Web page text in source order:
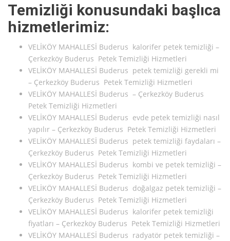
Temizliği konusundaki başlıca
hizmetlerimiz:
VELİKÖY MAHALLESİ Buderus kalorifer petek temizliği –
Çerkezköy Buderus Petek Temizliği Hizmetleri
VELİKÖY MAHALLESİ Buderus petek temizliği gerekli mi
– Çerkezköy Buderus Petek Temizliği Hizmetleri
VELİKÖY MAHALLESİ Buderus – Çerkezköy Buderus
Petek Temizliği Hizmetleri
VELİKÖY MAHALLESİ Buderus evde petek temizliği nasıl
yapılır – Çerkezköy Buderus Petek Temizliği Hizmetleri
VELİKÖY MAHALLESİ Buderus petek temizliği faydaları –
Çerkezköy Buderus Petek Temizliği Hizmetleri
VELİKÖY MAHALLESİ Buderus kombi ve petek temizliği –
Çerkezköy Buderus Petek Temizliği Hizmetleri
VELİKÖY MAHALLESİ Buderus doğalgaz petek temizliği –
Çerkezköy Buderus Petek Temizliği Hizmetleri
VELİKÖY MAHALLESİ Buderus kalorifer petek temizliği
fiyatları – Çerkezköy Buderus Petek Temizliği Hizmetleri
VELİKÖY MAHALLESİ Buderus radyatör petek temizliği –